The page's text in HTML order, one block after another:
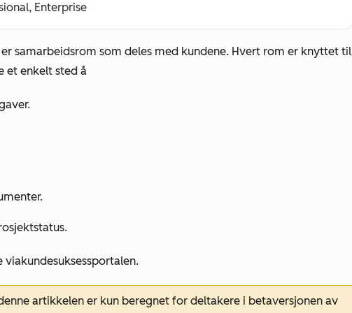
Enterprise
er samarbeidsrom som deles med kundene. Hvert rom er knyttet til
et enkelt sted å
viakundesuksessportalen.
artikkelen er kun beregnet for deltakere i betaversjonen av